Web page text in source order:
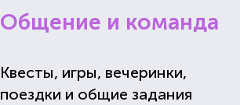
Общение и команда
Квесты, игры, вечеринки,
поездки и общие задания